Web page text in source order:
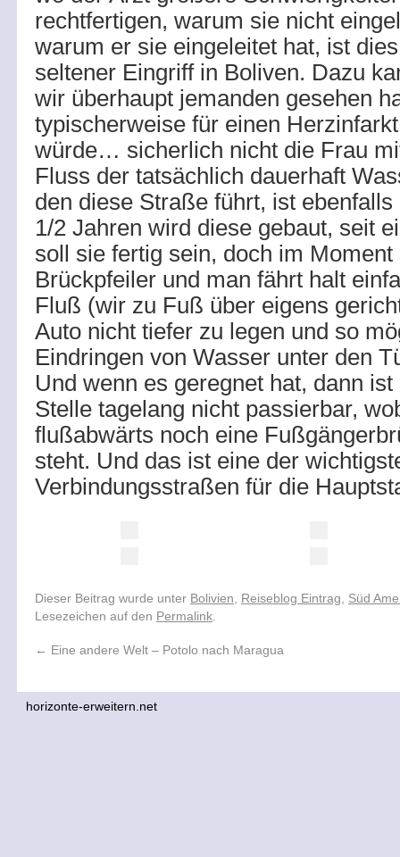
rechtfertigen, warum sie nicht
warum er sie eingeleitet hat, ist
seltener Eingriff in Boliven. Dazu
wir überhaupt jemanden gesehen
typischerweise für einen
würde… sicherlich nicht die Frau
Fluss der tatsächlich dauerhaft
den diese Straße führt, ist
1/2 Jahren wird diese gebaut, seit
soll sie fertig sein, doch im
Brückpfeiler und man fährt halt
Fluß (wir zu Fuß über eigens
Auto nicht tiefer zu legen und so
Eindringen von Wasser unter den
Und wenn es geregnet hat, dann
Stelle tagelang nicht passierbar,
flußabwärts noch eine
steht. Und das ist eine der
Verbindungsstraßen für die
Dieser Beitrag wurde unter Bolivien Reiseblog Eintrag
Süd
Lesezeichen auf den Permalink
← Eine andere Welt – Potolo nach Maragua
horizonte-erweitern.net